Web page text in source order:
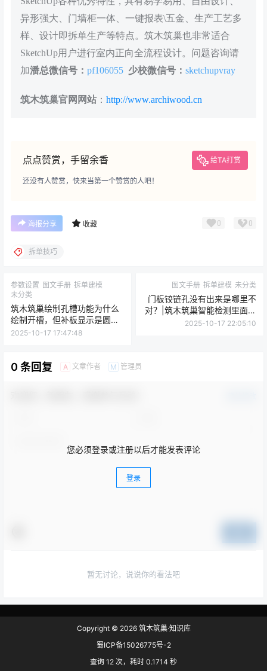
异形强大、门墙柜一体、一键报表\五金、生产工艺多
样、设计即拆单生产等特点。筑木筑巢也非常适合
SketchUp用户进行室内正向全流程设计。问题咨询请
加潘总微信号： pf106055 少校微信号： sketchupvray
筑木筑巢官网网站 ： http://www.archiwood.cn
点点赞赏，手留余香 给TA打赏
还没有人赞赏，快来当第一个赞赏的人吧！
海报分享 收藏 0 0
拆单技巧
参数设置 图文手册 拆单建模
未分类
筑木筑巢绘制孔槽功能为什么
绘制开槽，但补板显示是圆
孔？
2025-10-17 17:47:48
图文手册 拆单建模 未分类
门板铰链孔没有出来是哪里不
对？|筑木筑巢智能检测里面的
显示无孔位板子，是什么原
2025-10-17 22:05:10
0 条回复 A 文章作者 M 管理员
您必须登录或注册以后才能发表评论
登录
暂无讨论，说说你的看法吧
Copyright © 2026筑木筑巢·知识库
蜀ICP备15026775号-2
查询 12 次，耗时 0.1714 秒